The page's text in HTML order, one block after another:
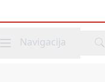
Mobile menu
Navigacija